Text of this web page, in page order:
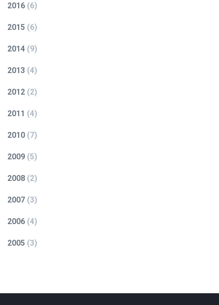
2016 (6)
2015 (6)
2014 (9)
2013 (4)
2012 (2)
2011 (4)
2010 (7)
2009 (5)
2008 (2)
2007 (3)
2006 (4)
2005 (3)